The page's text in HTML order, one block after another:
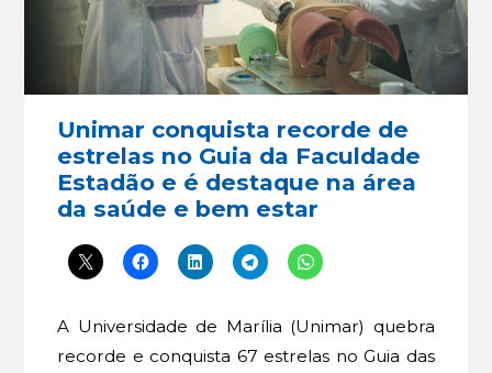
Unimar conquista recorde de
estrelas no Guia da Faculdade
Estadão e é destaque na área
da saúde e bem estar
A Universidade de Marília (Unimar) quebra
recorde e conquista 67 estrelas no Guia das